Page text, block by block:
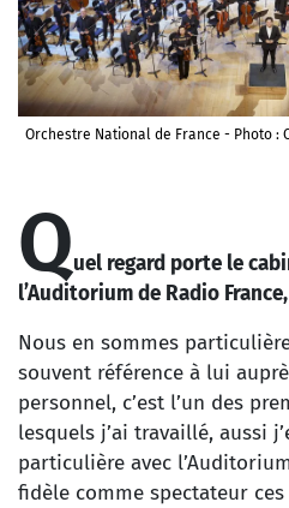
Orchestre National de France - Photo :
Quel regard porte le
l’Auditorium de Radio
Nous en sommes
souvent référence à lui
personnel, c’est l’un des
lesquels j’ai travaillé, aussi
particulière avec
fidèle comme spectateur ces